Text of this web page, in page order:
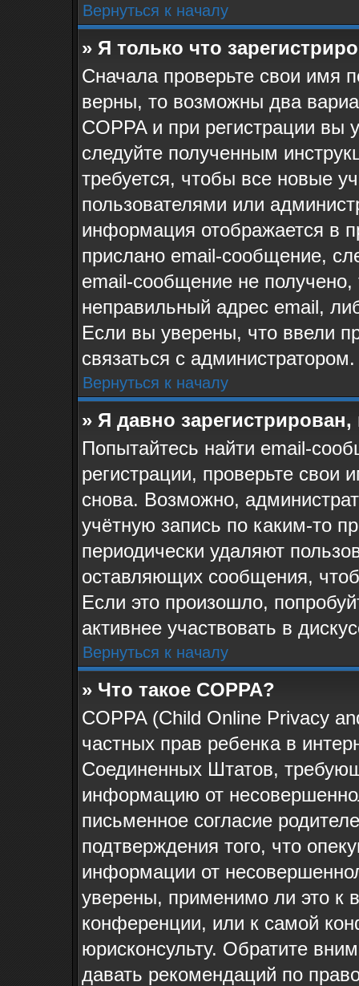
Вернуться к началу
» Я только что
Сначала проверьте свои имя
верны, то возможны два
COPPA и при регистрации вы
следуйте полученным
требуется, чтобы все новые
пользователями или
информация отображается в
прислано email-сообщение,
email-сообщение не
неправильный адрес email,
Если вы уверены, что ввели
связаться с администратором.
Вернуться к началу
» Я давно
Попытайтесь найти email-
регистрации, проверьте свои
снова. Возможно,
учётную запись по каким-то
периодически удаляют
оставляющих сообщения,
Если это произошло,
активнее участвовать в
Вернуться к началу
» Что такое COPPA?
COPPA (Child Online Privacy
частных прав ребенка в
Соединенных Штатов,
информацию от
письменное согласие
подтверждения того, что
информации от
уверены, применимо ли это к
конференции, или к самой
юрисконсульту. Обратите
давать рекомендаций по